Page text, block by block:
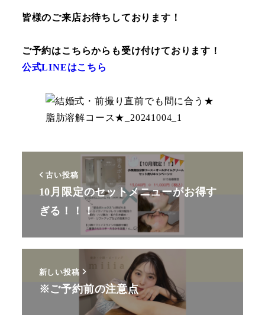
皆様のご来店お待ちしております！
ご予約はこちらからも受け付けております！
公式LINEはこちら
古い投稿
10月限定のセットメニューがお得す
ぎる！！！
新しい投稿
※ご予約前の注意点